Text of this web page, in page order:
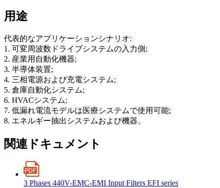
用途
代表的なアプリケーションシナリオ:
1. 可変周波数ドライブシステムの入力側;
2. 産業用自動化機器;
3. 半導体装置;
4. 三相電源および充電システム;
5. 倉庫自動化システム;
6. HVACシステム;
7. 低漏れ電流モデルは医療システムで使用可能;
8. エネルギー抽出システムおよび機器。
関連ドキュメント
3 Phases 440V-EMC-EMI Input Filters EFI series